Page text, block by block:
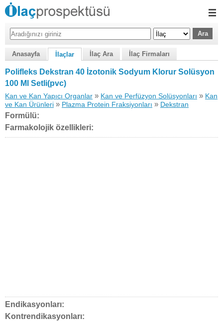
Anasayfa İlaçlar İlaç Ara İlaç Firmaları
Polifleks Dekstran 40 İzotonik Sodyum Klorur Solüsyon
100 Ml Setli(pvc)
Kan ve Kan Yapıcı Organlar » Kan ve Perfüzyon Solüsyonları » Kan
ve Kan Ürünleri » Plazma Protein Fraksiyonları » Dekstran
Formülü:
Farmakolojik özellikleri:
Endikasyonları:
Kontrendikasyonları: